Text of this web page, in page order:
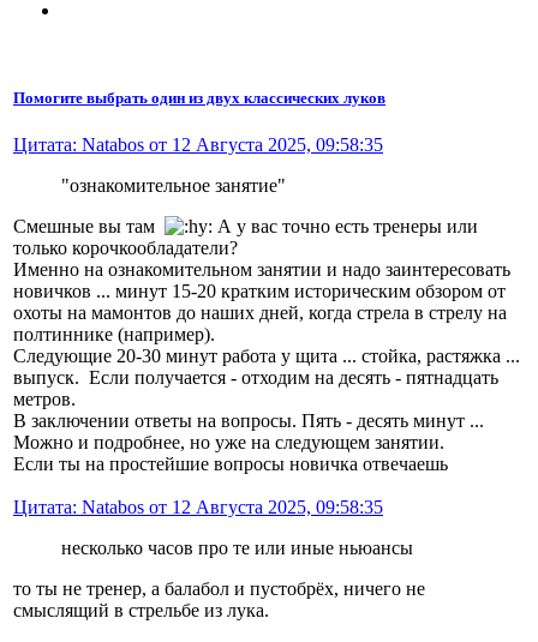
Помогите выбрать один из двух классических луков
Цитата: Natabos от 12 Августа 2025, 09:58:35
"ознакомительное занятие"
Смешные вы там
А у вас точно есть тренеры или
только корочкообладатели?
Именно на ознакомительном занятии и надо заинтересовать
новичков ... минут 15-20 кратким историческим обзором от
охоты на мамонтов до наших дней, когда стрела в стрелу на
полтиннике (например).
Следующие 20-30 минут работа у щита ... стойка, растяжка ...
выпуск. Если получается - отходим на десять - пятнадцать
метров.
В заключении ответы на вопросы. Пять - десять минут ...
Можно и подробнее, но уже на следующем занятии.
Если ты на простейшие вопросы новичка отвечаешь
Цитата: Natabos от 12 Августа 2025, 09:58:35
несколько часов про те или иные ньюансы
то ты не тренер, а балабол и пустобрёх, ничего не
смыслящий в стрельбе из лука.